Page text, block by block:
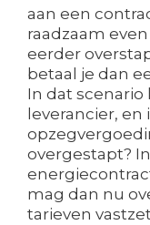
aan een
raadzaam
eerder
betaal je dan
In dat scenario
leverancier, en
overgestapt?
mag dan nu
tarieven